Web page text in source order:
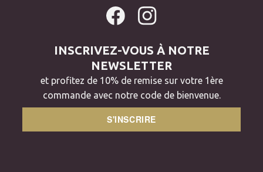
INSCRIVEZ-VOUS À NOTRE
NEWSLETTER
et profitez de 10% de remise sur votre 1ère
commande avec notre code de bienvenue.
S'INSCRIRE